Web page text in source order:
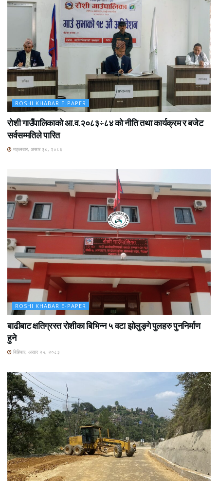
ROSHI KHABAR E-PAPER
रोशी गाउँपालिकाको आ.व.२०८३÷८४ को नीति तथा कार्यक्रम र बजेट
सर्वसम्मतिले पारित
मङ्लबार, असार ३०, २०८३
ROSHI KHABAR E-PAPER
बाढीबाट क्षतिग्रस्त रोशीका बिभिन्न ५ वटा झोलुङ्गे पुलहरु पुननिर्माण
हुने
बिहिबार, असार २५, २०८३